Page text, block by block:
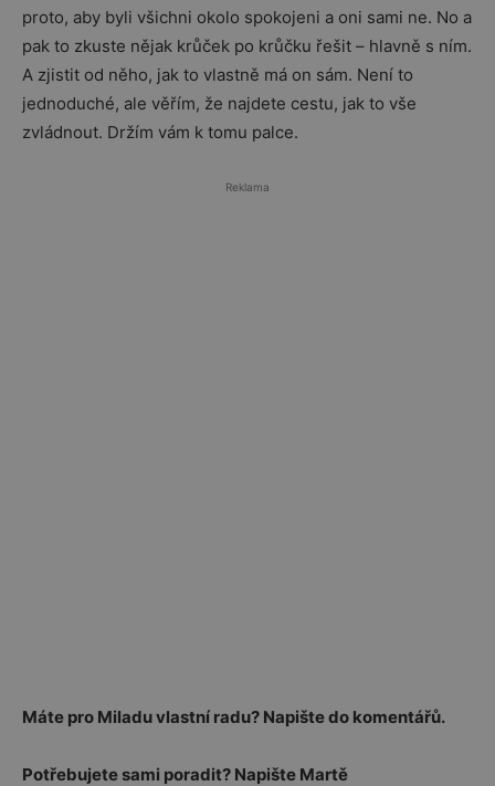
proto, aby byli všichni okolo spokojeni a oni sami ne. No a
pak to zkuste nějak krůček po krůčku řešit – hlavně s ním.
A zjistit od něho, jak to vlastně má on sám. Není to
jednoduché, ale věřím, že najdete cestu, jak to vše
zvládnout. Držím vám k tomu palce.
Reklama
Máte pro Miladu vlastní radu? Napište do komentářů.
Potřebujete sami poradit? Napište Martě